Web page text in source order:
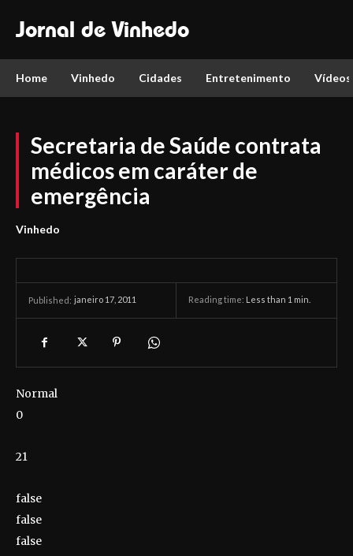
Jornal de Vinhedo
Home Vinhedo Cidades Entretenimento Vídeos
Secretaria de Saúde contrata
médicos em caráter de
emergência
Vinhedo
Published: janeiro 17, 2011 Reading time: Less than 1 min.
Normal
0
21
false
false
false